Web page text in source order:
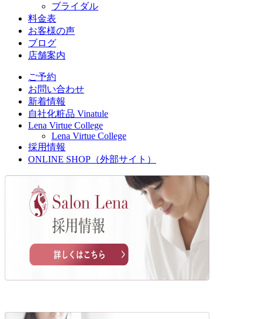
ブライダル
料金表
お客様の声
ブログ
店舗案内
ご予約
お問い合わせ
新着情報
自社化粧品 Vinatule
Lena Virtue College
Lena Virtue College
採用情報
ONLINE SHOP（外部サイト）